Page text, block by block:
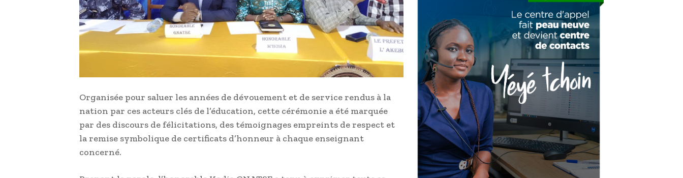
Organisée pour saluer les années de dévouement et de service rendus à la
nation par ces acteurs clés de l’éducation, cette cérémonie a été marquée
par des discours de félicitations, des témoignages empreints de respect et
la remise symbolique de certificats d’honneur à chaque enseignant
concerné.